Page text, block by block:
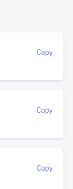
Copy
Copy
Copy